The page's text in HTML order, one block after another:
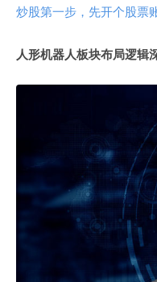
炒股第一步，先开个股票
人形机器人板块布局逻辑